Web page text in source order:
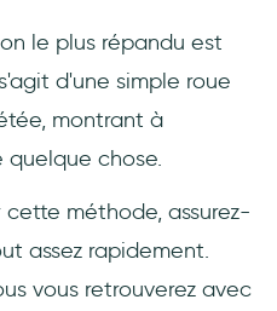
le plus répandu est
d'une simple roue
montrant à
quelque chose.
méthode, assurez-
assez rapidement.
vous retrouverez avec